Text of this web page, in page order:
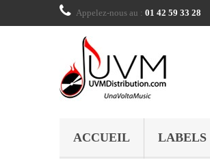
Appelez-nous au : 01 42 59 33 28
ACCUEIL LABELS